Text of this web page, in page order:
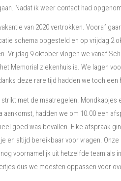
Nadat ik weer contact had
van 2020 vertrokken. Vooraf
schema opgesteld en op vrijdag 2
Vrijdag 9 oktober vlogen we vanaf
Memorial ziekenhuis is. We lagen
deze rare tijd hadden we toch
strikt met de maatregelen.
aankomst, hadden we om 10.00 een
goed was bevallen. Elke afspraak
en altijd bereikbaar voor vragen.
voornamelijk uit hetzelfde team als
dus we moesten oppassen voor